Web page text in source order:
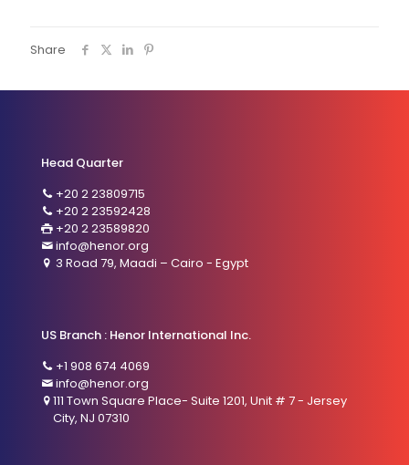
Share
Head Quarter
+20 2 23809715
+20 2 23592428
+20 2 23589820
info@henor.org
3 Road 79, Maadi – Cairo - Egypt
US Branch : Henor International Inc.
+1 908 674 4069
info@henor.org
111 Town Square Place- Suite 1201, Unit # 7 - Jersey
City, NJ 07310